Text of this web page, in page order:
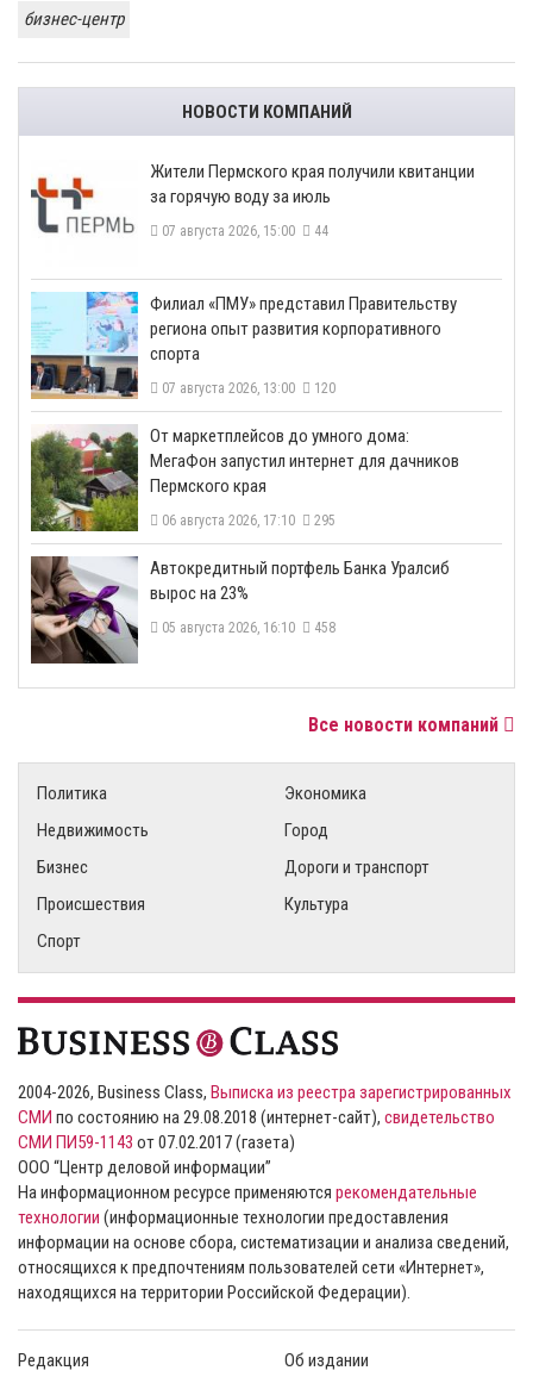
бизнес-центр
НОВОСТИ КОМПАНИЙ
​Жители Пермского края получили квитанции
за горячую воду за июль
07 августа 2026, 15:00 44
​Филиал «ПМУ» представил Правительству
региона опыт развития корпоративного
спорта
07 августа 2026, 13:00 120
От маркетплейсов до умного дома:
МегаФон запустил интернет для дачников
Пермского края
06 августа 2026, 17:10 295
​Автокредитный портфель Банка Уралсиб
вырос на 23%
05 августа 2026, 16:10 458
Все новости компаний
Политика
Экономика
Недвижимость
Город
Бизнес
Дороги и транспорт
Происшествия
Культура
Спорт
2004-2026, Business Class, Выписка из реестра зарегистрированных
СМИ по состоянию на 29.08.2018 (интернет-сайт), свидетельство
СМИ ПИ59-1143 от 07.02.2017 (газета)
ООО “Центр деловой информации”
На информационном ресурсе применяются рекомендательные
технологии (информационные технологии предоставления
информации на основе сбора, систематизации и анализа сведений,
относящихся к предпочтениям пользователей сети «Интернет»,
находящихся на территории Российской Федерации).
Редакция Об издании